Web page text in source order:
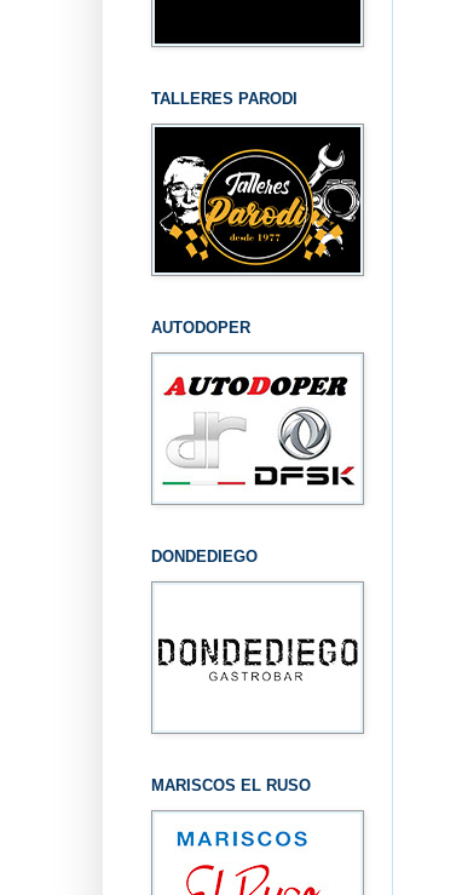
TALLERES PARODI
AUTODOPER
DONDEDIEGO
MARISCOS EL RUSO